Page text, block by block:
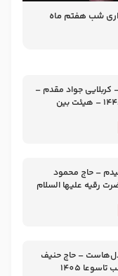
شب هفتم ماه
– کربلایی جواد مقدم –
شب هشتم محرم 1448 – هیئت بین
– حاج محمود
رقیه علیها السلام
– حاج حنیف
1405